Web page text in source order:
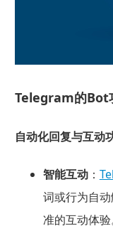
Telegram的Bot
自动化回复与互动
智能互动：
词或行为自
准的互动体